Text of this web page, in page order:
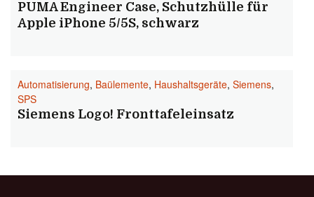
PUMA Engineer Case, Schutzhülle für
Apple iPhone 5/5S, schwarz
Automatisierung, Baülemente, Haushaltsgeräte, Siemens,
SPS
Siemens Logo! Fronttafeleinsatz